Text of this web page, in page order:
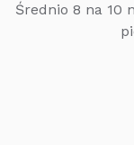
Średnio 8 na 10